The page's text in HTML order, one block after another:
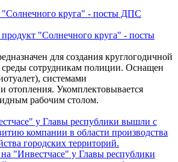
"Солнечного круга" - посты
для создания круглогодичной
сотрудникам полиции. Оснащен
системами
отопления. Укомплектовывается
рабочим столом.
на "Инвестчасе" у Главы республики